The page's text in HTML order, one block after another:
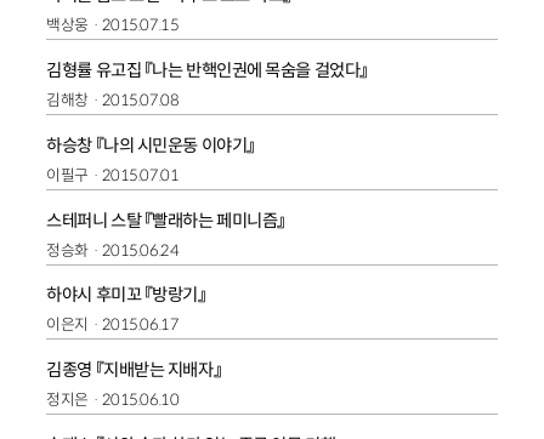
백상웅 2015.07.15
김형률 유고집 『나는 반핵인권에 목숨을 걸었다』
김해창 2015.07.08
하승창 『나의 시민운동 이야기』
이필구 2015.07.01
스테퍼니 스탈 『빨래하는 페미니즘』
정승화 2015.06.24
하야시 후미꼬 『방랑기』
이은지 2015.06.17
김종영 『지배받는 지배자』
정지은 2015.06.10